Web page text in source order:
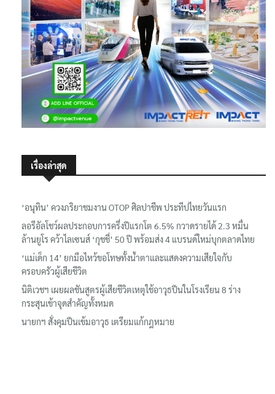
เรื่องล่าสุด
‘อนุทิน’ ควงภริยาชมงาน OTOP ศิลปาชีพ ประทีปไทยวันแรก
ลอรีอัลโชว์ผลประกอบการครึ่งปีแรกโต 6.5% กวาดรายได้ 2.3 หมื่น
ล้านยูโร คว้าไลเซนส์ ‘กุชชี่’ 50 ปี พร้อมส่ง 4 แบรนด์ใหม่บุกตลาดไทย
‘แม่เด็ก 14’ ยกมือไหว้ขอโทษทั้งน้ำตาและแสดงความเสียใจกับ
ครอบครัวผู้เสียชีวิต
นิติเวชฯ เผยผลชันสูตรผู้เสียชีวิตเหตุใช้อาวุธปืนในโรงเรียน 8 ร่าง
กระสุนเข้าจุดสำคัญทั้งหมด
นายกฯ สั่งคุมปืนเข้มอาวุธ เตรียมแก้กฎหมาย